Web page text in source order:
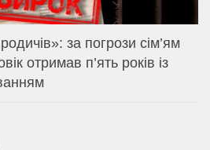
за погрози сім’ям
отримав п’ять років із